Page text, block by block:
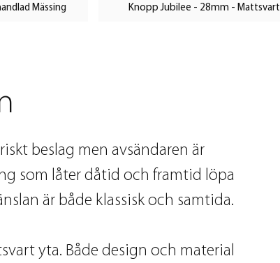
Mässing
Knopp Jubilee - 28mm - Mattsvart
beslag men avsändaren är
som låter dåtid och framtid löpa
är både klassisk och samtida.
yta. Både design och material